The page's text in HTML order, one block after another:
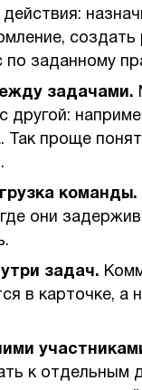
создать
по заданному
задачами.
другой:
Так проще
команды.
они
задач.
в карточке, а
к отдельным